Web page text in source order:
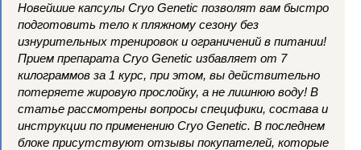
Новейшие капсулы Cryo Genetic позволят вам быстро
подготовить тело к пляжному сезону без
изнурительных тренировок и ограничений в питании!
Прием препарата Cryo Genetic избавляет от 7
килограммов за 1 курс, при этом, вы действительно
потеряете жировую прослойку, а не лишнюю воду! В
статье рассмотрены вопросы специфики, состава и
инструкции по применению Cryo Genetic. В последнем
блоке присутствуют отзывы покупателей, которые